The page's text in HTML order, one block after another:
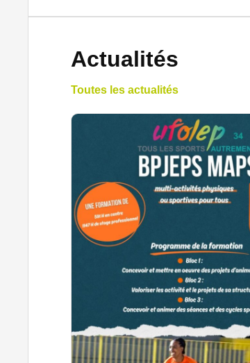
Actualités
Toutes les actualités